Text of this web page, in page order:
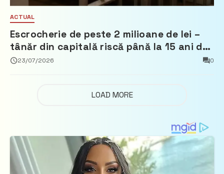
ACTUAL
Escrocherie de peste 2 milioane de lei –
tânăr din capitală riscă până la 15 ani de
închisoare
23/07/2026 0
LOAD MORE